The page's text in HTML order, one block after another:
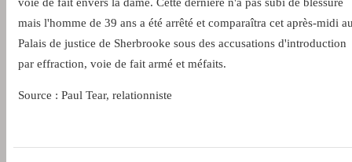
mais l'homme de 39 ans a été arrêté et comparaîtra cet après-midi
Palais de justice de Sherbrooke sous des accusations d'introduction
par effraction, voie de fait armé et méfaits.
Source : Paul Tear, relationniste